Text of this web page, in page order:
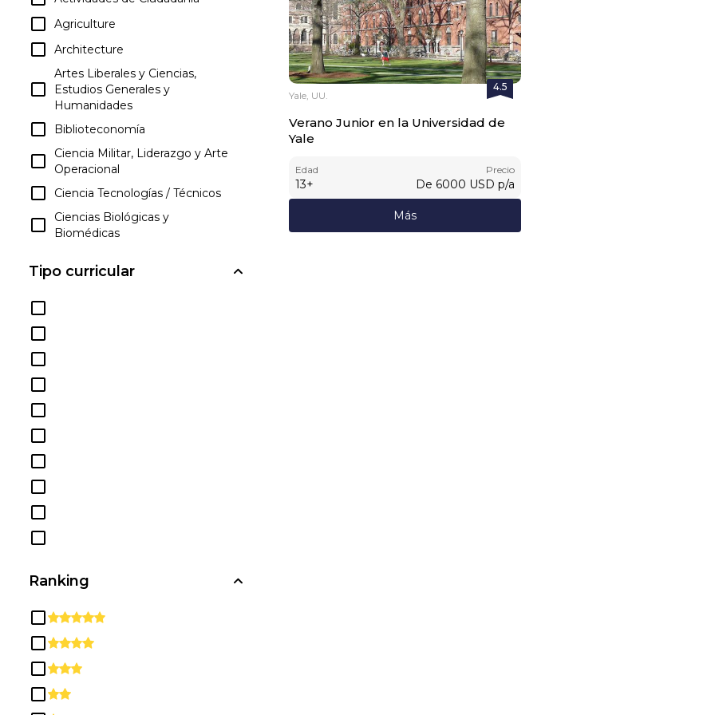
Agriculture
Architecture
Artes Liberales y Ciencias,
Estudios Generales y
Humanidades
Biblioteconomía
Ciencia Militar, Liderazgo y Arte
Operacional
Ciencia Tecnologías / Técnicos
Ciencias Biológicas y
Biomédicas
Consumidor / Ciencias
Filosofía y Estudios Religiosos
Educación para el Desarrollo /
Correctiva
Sociales
Historia
Tipo curricular
Ranking
4.5
Yale, UU.
Verano Junior en la Universidad de
Yale
Edad
13+
Precio
De 6000 USD p/a
Más